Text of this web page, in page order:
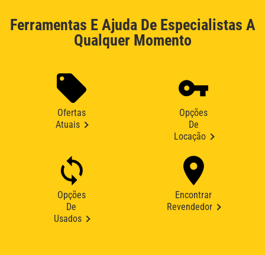
Ferramentas E Ajuda De Especialistas A
Qualquer Momento
Ofertas
Atuais
Opções
De
Locação
Opções
De
Usados
Encontrar
Revendedor